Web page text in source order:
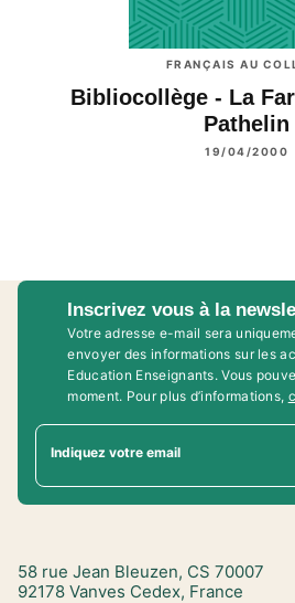
FRANÇAIS AU
Bibliocollège - La
Pathelin
19/04/2000
Inscrivez vous à la
Votre adresse e-mail sera
envoyer des informations sur les
Education Enseignants. Vous
moment. Pour plus d’informations,
Indiquez votre email
58 rue Jean Bleuzen, CS 70007
92178 Vanves Cedex, France